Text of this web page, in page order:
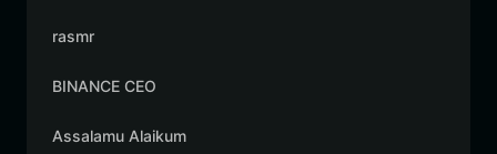
rasmr
BINANCE CEO
Assalamu Alaikum